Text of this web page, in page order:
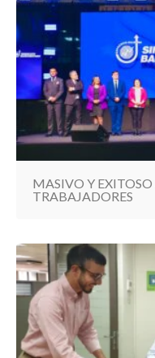
MASIVO Y
TRABAJADORES